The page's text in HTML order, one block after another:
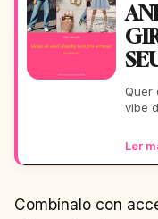
Quer
vibe
as
Ler
Combínalo con